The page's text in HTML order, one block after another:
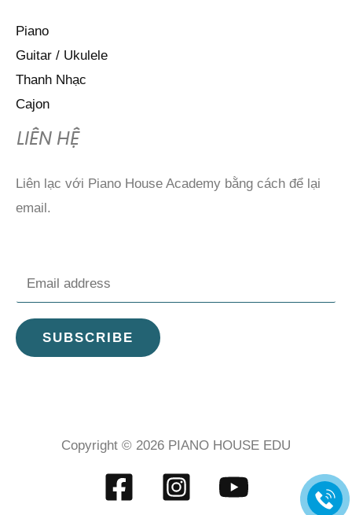
Piano
Guitar / Ukulele
Thanh Nhạc
Cajon
LIÊN HỆ
Liên lạc với Piano House Academy bằng cách để lại
email.
m
a
i
SUBSCRIBE
Copyright © 2026 PIANO HOUSE EDU